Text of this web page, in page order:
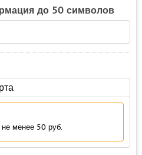
до 50 символов
менее 50 руб.